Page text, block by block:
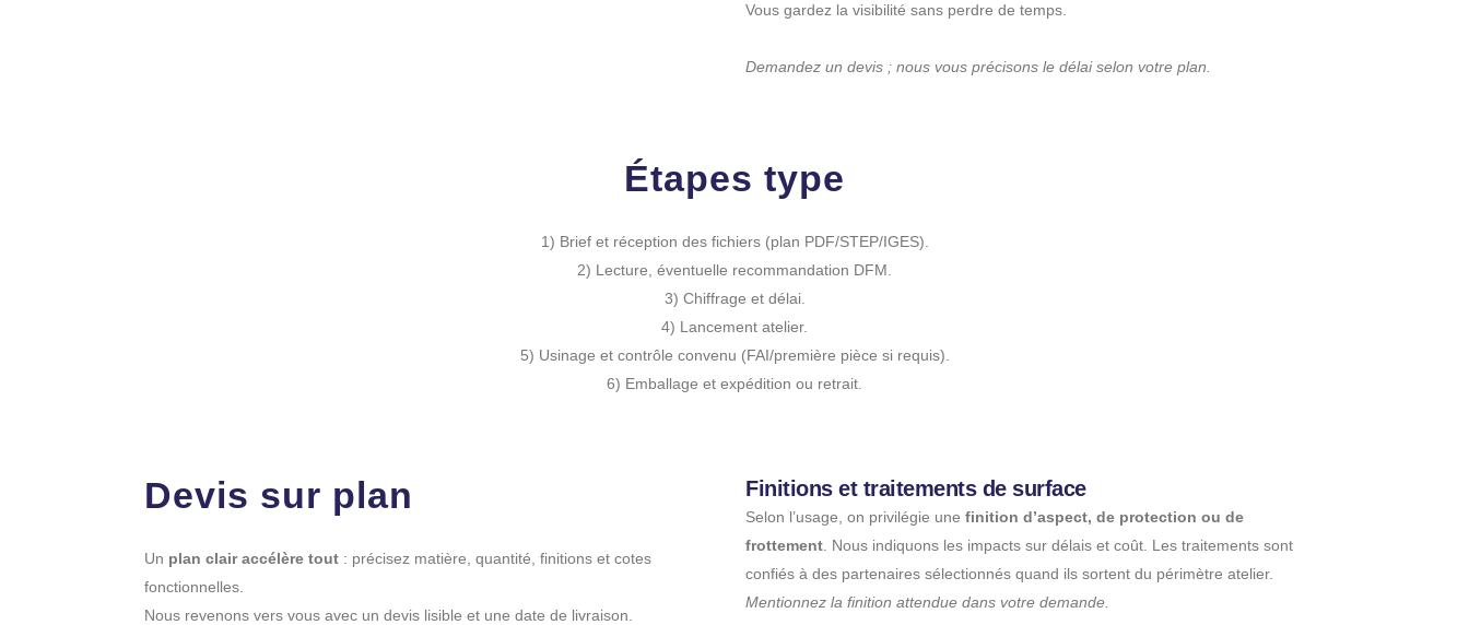
Vous gardez la visibilité sans perdre de temps.
Demandez un devis ; nous vous précisons le délai selon votre plan.
Étapes type
1) Brief et réception des fichiers (plan PDF/STEP/IGES).
2) Lecture, éventuelle recommandation DFM.
3) Chiffrage et délai.
4) Lancement atelier.
5) Usinage et contrôle convenu (FAI/première pièce si requis).
6) Emballage et expédition ou retrait.
Devis sur plan
Un plan clair accélère tout : précisez matière, quantité, finitions et cotes
fonctionnelles.
Nous revenons vers vous avec un devis lisible et une date de livraison.
Finitions et traitements de surface
Selon l’usage, on privilégie une finition d’aspect, de protection ou de
frottement . Nous indiquons les impacts sur délais et coût. Les traitements sont
confiés à des partenaires sélectionnés quand ils sortent du périmètre atelier.
Mentionnez la finition attendue dans votre demande.